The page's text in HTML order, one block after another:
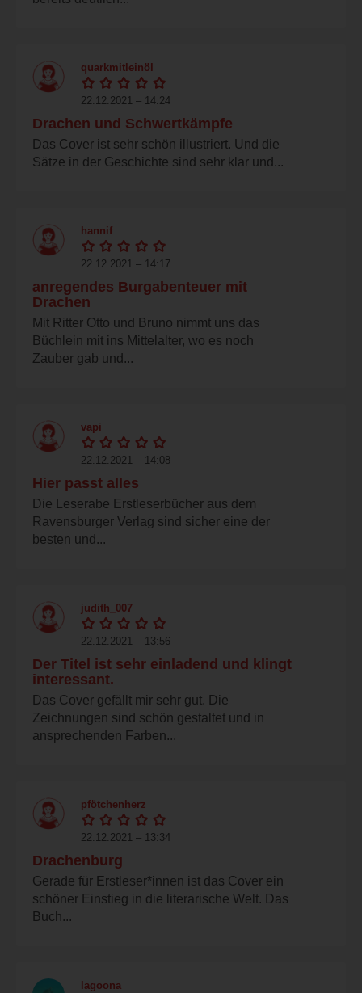
quarkmitleinöl
22.12.2021 – 14:24
Drachen und Schwertkämpfe
Das Cover ist sehr schön illustriert. Und die
Sätze in der Geschichte sind sehr klar und...
hannif
22.12.2021 – 14:17
anregendes Burgabenteuer mit
Drachen
Mit Ritter Otto und Bruno nimmt uns das
Büchlein mit ins Mittelalter, wo es noch
Zauber gab und...
vapi
22.12.2021 – 14:08
Hier passt alles
Die Leserabe Erstleserbücher aus dem
Ravensburger Verlag sind sicher eine der
besten und...
judith_007
22.12.2021 – 13:56
Der Titel ist sehr einladend und klingt
interessant.
Das Cover gefällt mir sehr gut. Die
Zeichnungen sind schön gestaltet und in
ansprechenden Farben...
pfötchenherz
22.12.2021 – 13:34
Drachenburg
Gerade für Erstleser*innen ist das Cover ein
schöner Einstieg in die literarische Welt. Das
Buch...
lagoona